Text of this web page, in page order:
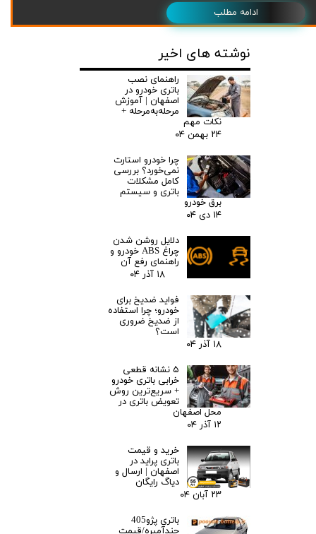
ادامه مطلب
نوشته های اخیر
راهنمای نصب
باتری خودرو در
اصفهان | آموزش
مرحله‌به‌مرحله +
نکات مهم
۲۴ بهمن ۰۴
چرا خودرو استارت
نمی‌خورد؟ بررسی
کامل مشکلات
باتری و سیستم
برق خودرو
۱۴ دی ۰۴
دلایل روشن شدن
چراغ ABS خودرو و
راهنمای رفع آن
۱۸ آذر ۰۴
فواید ضدیخ برای
خودرو؛ چرا استفاده
از ضدیخ ضروری
است؟
۱۸ آذر ۰۴
۵ نشانه قطعی
خرابی باتری خودرو
+ سریع‌ترین روش
تعویض باتری در
محل اصفهان
۱۲ آذر ۰۴
خرید و قیمت
باتری پراید در
اصفهان | ارسال و
دیاگ رایگان
۲۳ آبان ۰۴
باتری پژو405
چندآمپره/قیمت